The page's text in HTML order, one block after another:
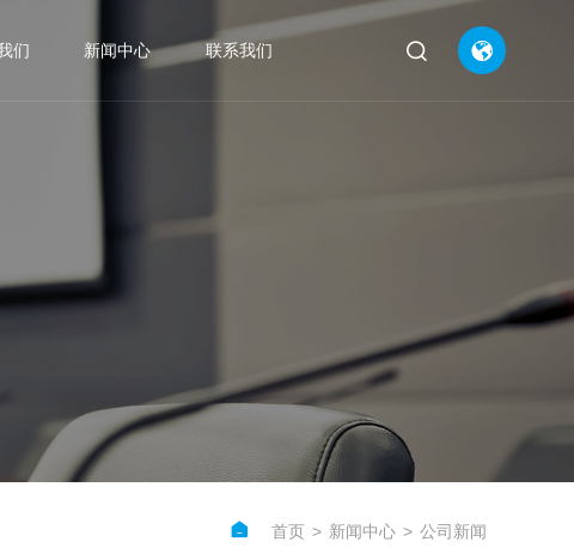
们 新闻中心 联系我们  
 首页 > 新闻中心 > 公司新闻